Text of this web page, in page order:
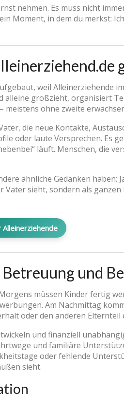
nehmen. Es muss nicht
Moment, in dem du merkst:
weil Alleinerziehende
alleine großzieht, organisiert
ohne zweite
die neue Kontakte,
oder laute Versprechen. Es
läuft. Menschen, die
ähnliche Gedanken haben:
sieht, sondern als ganzen
Alleinerziehende
und
müssen Kinder fertig
Am Nachmittag
oder den anderen Elternteil
und finanziell
und familiäre
oder fehlende
sieht.